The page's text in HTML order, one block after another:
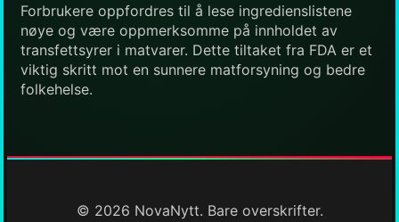
Forbrukere oppfordres til å lese ingredienslistene
nøye og være oppmerksomme på innholdet av
transfettsyrer i matvarer. Dette tiltaket fra FDA er et
viktig skritt mot en sunnere matforsyning og bedre
folkehelse.
© 2026 NovaNytt. Bare overskrifter.